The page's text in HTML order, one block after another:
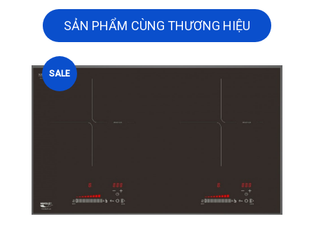
SẢN PHẨM CÙNG THƯƠNG HIỆU
SALE